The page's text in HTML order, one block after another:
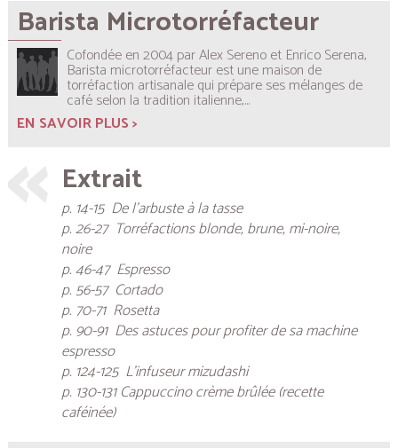
Barista Microtorréfacteur
Cofondée en 2004 par Alex Sereno et Enrico Serena,
Barista microtorréfacteur est une maison de
torréfaction artisanale qui prépare ses mélanges de
café selon la tradition italienne,...
EN SAVOIR PLUS >
Extrait
p. 14-15 De l’arbuste à la tasse
p. 26-27 Torréfactions blonde, brune, mi-noire,
noire
p. 46-47 Espresso
p. 56-57 Cortado
p. 70-71 Rosetta
p. 90-91 Des astuces pour profiter de sa machine
espresso
p. 124-125 L’infuseur mizudashi
p. 130-131 Cappuccino crème brûlée (recette
caféinée)